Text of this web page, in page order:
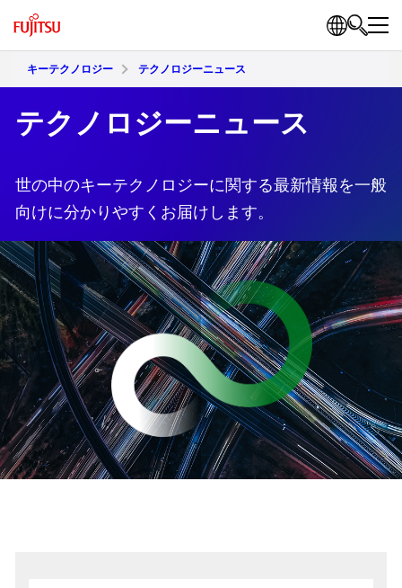
キーテクノロジー テクノロジーニュース
テクノロジーニュース
世の中のキーテクノロジーに関する最新情報を一般
向けに分かりやすくお届けします。